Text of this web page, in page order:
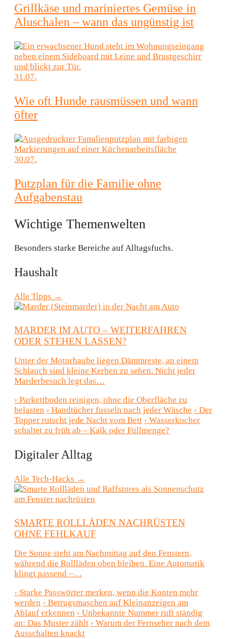
Grillkäse und mariniertes Gemüse in
Aluschalen – wann das ungünstig ist
31.07.
Wie oft Hunde rausmüssen und wann
öfter
30.07.
Putzplan für die Familie ohne
Aufgabenstau
Wichtige Themenwelten
Besonders starke Bereiche auf Alltagsfuchs.
Haushalt
Alle Tipps →
MARDER IM AUTO – WEITERFAHREN
ODER STEHEN LASSEN?
Unter der Motorhaube liegen Dämmreste, an einem
Schlauch sind kleine Kerben zu sehen. Nicht jeder
Marderbesuch legt das…
› Parkettboden reinigen, ohne die Oberfläche zu
belasten › Handtücher fusseln nach jeder Wäsche › Der
Topper rutscht jede Nacht vom Bett › Wasserkocher
schaltet zu früh ab – Kalk oder Füllmenge?
Digitaler Alltag
Alle Tech-Hacks →
SMARTE ROLLLÄDEN NACHRÜSTEN
OHNE FEHLKAUF
Die Sonne steht am Nachmittag auf den Fenstern,
während die Rollläden oben bleiben. Eine Automatik
klingt passend –…
› Starke Passwörter merken, wenn die Konten mehr
werden › Betrugsmaschen auf Kleinanzeigen am
Ablauf erkennen › Unbekannte Nummer ruft ständig
an: Das Muster zählt › Warum der Fernseher nach dem
Ausschalten knackt